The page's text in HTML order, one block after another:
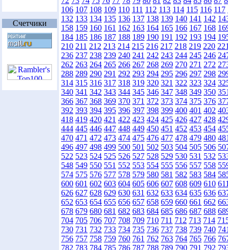
Счетчики
106 107 108 109 110 111 112 113 114 115 116 117
132 133 134 135 136 137 138 139 140 141 142
158 159 160 161 162 163 164 165 166 167 168
184 185 186 187 188 189 190 191 192 193 194
210 211 212 213 214 215 216 217 218 219 220
236 237 238 239 240 241 242 243 244 245 246
262 263 264 265 266 267 268 269 270 271 272
288 289 290 291 292 293 294 295 296 297 298
314 315 316 317 318 319 320 321 322 323 324
340 341 342 343 344 345 346 347 348 349 350
366 367 368 369 370 371 372 373 374 375 376
392 393 394 395 396 397 398 399 400 401 402
418 419 420 421 422 423 424 425 426 427 428
444 445 446 447 448 449 450 451 452 453 454
470 471 472 473 474 475 476 477 478 479 480
496 497 498 499 500 501 502 503 504 505 506
522 523 524 525 526 527 528 529 530 531 532
548 549 550 551 552 553 554 555 556 557 558
574 575 576 577 578 579 580 581 582 583 584
600 601 602 603 604 605 606 607 608 609 610
626 627 628 629 630 631 632 633 634 635 636
652 653 654 655 656 657 658 659 660 661 662
678 679 680 681 682 683 684 685 686 687 688
704 705 706 707 708 709 710 711 712 713 714
730 731 732 733 734 735 736 737 738 739 740
756 757 758 759 760 761 762 763 764 765 766
782 783 784 785 786 787 788 789 790 791 792